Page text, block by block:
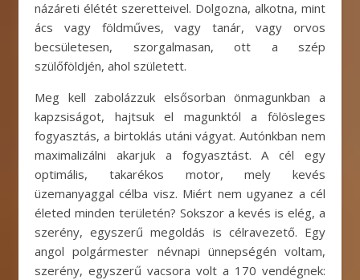
názáreti élétét szeretteivel. Dolgozna, alkotna, mint
ács vagy földműves, vagy tanár, vagy orvos
becsületesen, szorgalmasan, ott a szép
szülőföldjén, ahol született.
Meg kell zabolázzuk elsősorban önmagunkban a
kapzsiságot, hajtsuk el magunktól a fölösleges
fogyasztás, a birtoklás utáni vágyat. Autónkban nem
maximalizálni akarjuk a fogyasztást. A cél egy
optimális, takarékos motor, mely kevés
üzemanyaggal célba visz. Miért nem ugyanez a cél
életed minden területén? Sokszor a kevés is elég, a
szerény, egyszerű megoldás is célravezető. Egy
angol polgármester névnapi ünnepségén voltam,
szerény, egyszerű vacsora volt a 170 vendégnek: